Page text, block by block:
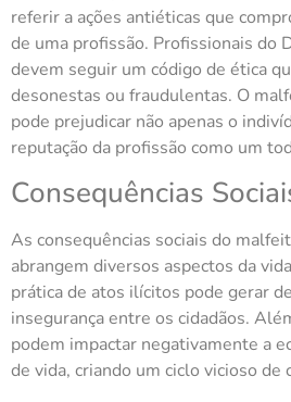
referir a ações antiéticas que
de uma profissão. Profissionais do
devem seguir um código de ética
desonestas ou fraudulentas. O
pode prejudicar não apenas o
reputação da profissão como um
Consequências
As consequências sociais do
abrangem diversos aspectos da
prática de atos ilícitos pode gerar
insegurança entre os cidadãos.
podem impactar negativamente a
de vida, criando um ciclo vicioso de